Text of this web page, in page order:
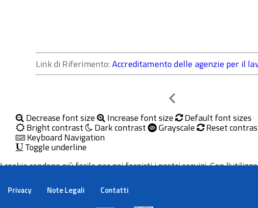
Link di Riferimento: Accreditamento delle agenzie per il
Decrease font size Increase font size Default font sizes
Bright contrast Dark contrast Grayscale Reset
Keyboard Navigation
Toggle underline
Privacy Note Legali Contatti
I cookie rendono più facile per noi fornirti i nostri servizi. Con